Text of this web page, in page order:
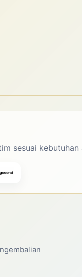
sesuai kebutuhan